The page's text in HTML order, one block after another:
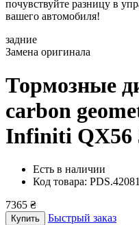
почувствуйте разницу в
вашего автомобиля!
задние
Замена оригинала
Тормозные
carbon
Infiniti QX56
Есть в наличии
Код товара: PDS.42081
7365 ₴
Купить
Быстрый заказ